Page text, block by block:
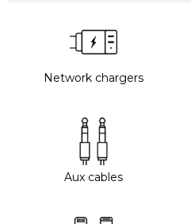
Network chargers
Aux cables